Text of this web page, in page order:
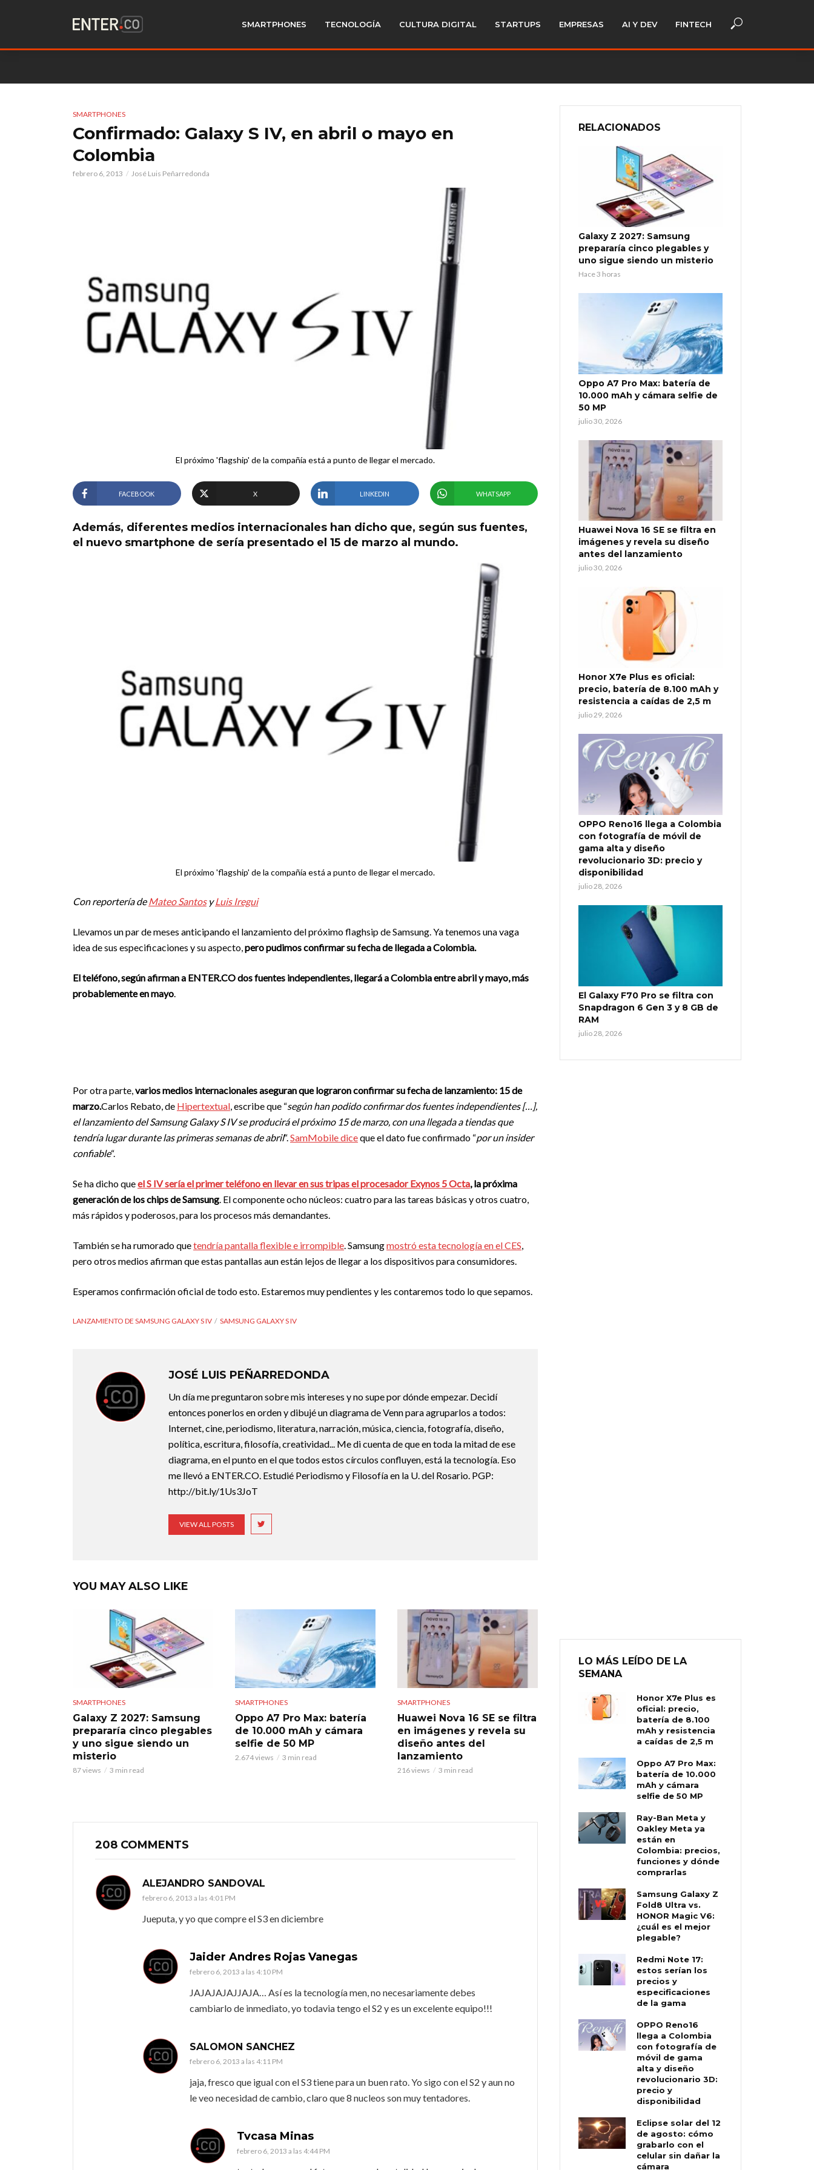
SMARTPHONES TECNOLOGÍA CULTURA DIGITAL STARTUPS EMPRESAS AI Y DEV FINTECH
SMARTPHONES
Confirmado: Galaxy S IV, en abril o mayo en
Colombia
febrero 6, 2013 José Luis Peñarredonda
El próximo 'flagship' de la compañía está a punto de llegar el mercado.
FACEBOOK X LINKEDIN WHATSAPP
Además, diferentes medios internacionales han dicho que, según sus fuentes,
el nuevo smartphone de sería presentado el 15 de marzo al mundo.
El próximo 'flagship' de la compañía está a punto de llegar el mercado.
Con reportería deMateo SantosyLuis Iregui
Llevamos un par de meses anticipando el lanzamiento del próximo flaghsip de Samsung. Ya tenemos una vaga
idea de sus especificaciones y su aspecto,pero pudimos confirmar su fecha de llegada a Colombia.
El teléfono, según afirman a ENTER.CO dos fuentes independientes, llegará a Colombia entre abril y mayo, más
probablemente en mayo.
Por otra parte,varios medios internacionales aseguran que lograron confirmar su fecha de lanzamiento: 15 de
marzo.Carlos Rebato, de Hipertextual, escribe que “según han podido confirmar dos fuentes independientes […],
el lanzamiento del Samsung Galaxy S IV se producirá el próximo 15 de marzo, con una llegada a tiendas que
tendría lugar durante las primeras semanas de abril“.SamMobile diceque el dato fue confirmado “por un insider
confiable“.
Se ha dicho queel S IV sería el primer teléfono en llevar en sus tripas el procesador Exynos 5 Octa, la próxima
generación de los chips de Samsung. El componente ocho núcleos: cuatro para las tareas básicas y otros cuatro,
más rápidos y poderosos, para los procesos más demandantes.
También se ha rumorado quetendría pantalla flexible e irrompible. Samsungmostró esta tecnología en el CES,
pero otros medios afirman que estas pantallas aun están lejos de llegar a los dispositivos para consumidores.
Esperamos confirmación oficial de todo esto. Estaremos muy pendientes y les contaremos todo lo que sepamos.
LANZAMIENTO DE SAMSUNG GALAXY S IV SAMSUNG GALAXY S IV
JOSÉ LUIS PEÑARREDONDA
Un día me preguntaron sobre mis intereses y no supe por dónde empezar. Decidí
entonces ponerlos en orden y dibujé un diagrama de Venn para agruparlos a todos:
Internet, cine, periodismo, literatura, narración, música, ciencia, fotografía, diseño,
política, escritura, filosofía, creatividad... Me di cuenta de que en toda la mitad de ese
diagrama, en el punto en el que todos estos círculos confluyen, está la tecnología. Eso
me llevó a ENTER.CO. Estudié Periodismo y Filosofía en la U. del Rosario. PGP:
http://bit.ly/1Us3JoT
VIEW ALL POSTS
YOU MAY ALSO LIKE
SMARTPHONES
Galaxy Z 2027: Samsung
prepararía cinco plegables
y uno sigue siendo un
misterio
87 views 3 min read
SMARTPHONES
Oppo A7 Pro Max: batería
de 10.000 mAh y cámara
selfie de 50 MP
2.674 views 3 min read
SMARTPHONES
Huawei Nova 16 SE se filtra
en imágenes y revela su
diseño antes del
lanzamiento
216 views 3 min read
208 COMMENTS
ALEJANDRO SANDOVAL
febrero 6, 2013 a las 4:01 PM
Jueputa, y yo que compre el S3 en diciembre
Jaider Andres Rojas Vanegas
febrero 6, 2013 a las 4:10 PM
JAJAJAJAJJAJA… Así es la tecnología men, no necesariamente debes
cambiarlo de inmediato, yo todavia tengo el S2 y es un excelente equipo!!!
SALOMON SANCHEZ
febrero 6, 2013 a las 4:11 PM
jaja, fresco que igual con el S3 tiene para un buen rato. Yo sigo con el S2 y aun no
le veo necesidad de cambio, claro que 8 nucleos son muy tentadores.
Tvcasa Minas
febrero 6, 2013 a las 4:44 PM
RELACIONADOS
Galaxy Z 2027: Samsung
prepararía cinco plegables y
uno sigue siendo un misterio
Hace 3 horas
Oppo A7 Pro Max: batería de
10.000 mAh y cámara selfie de
50 MP
julio 30, 2026
Huawei Nova 16 SE se filtra en
imágenes y revela su diseño
antes del lanzamiento
julio 30, 2026
Honor X7e Plus es oficial:
precio, batería de 8.100 mAh y
resistencia a caídas de 2,5 m
julio 29, 2026
OPPO Reno16 llega a Colombia
con fotografía de móvil de
gama alta y diseño
revolucionario 3D: precio y
disponibilidad
julio 28, 2026
El Galaxy F70 Pro se filtra con
Snapdragon 6 Gen 3 y 8 GB de
RAM
julio 28, 2026
LO MÁS LEÍDO DE LA
SEMANA
Honor X7e Plus es
oficial: precio,
batería de 8.100
mAh y resistencia
a caídas de 2,5 m
Oppo A7 Pro Max:
batería de 10.000
mAh y cámara
selfie de 50 MP
Ray-Ban Meta y
Oakley Meta ya
están en
Colombia: precios,
funciones y dónde
comprarlas
Samsung Galaxy Z
Fold8 Ultra vs.
HONOR Magic V6:
¿cuál es el mejor
plegable?
Redmi Note 17:
estos serían los
precios y
especificaciones
de la gama
OPPO Reno16
llega a Colombia
con fotografía de
móvil de gama
alta y diseño
revolucionario 3D:
precio y
disponibilidad
Eclipse solar del 12
de agosto: cómo
grabarlo con el
celular sin dañar la
cámara